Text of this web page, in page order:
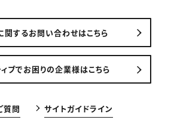
関するお問い合わせはこちら
ブでお困りの企業様はこちら
質問 サイトガイドライン